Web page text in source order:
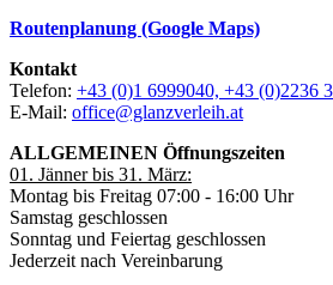
Routenplanung (Google Maps)
Kontakt
Telefon: +43 (0)1 6999040, +43 (0)2236
E-Mail: office@glanzverleih.at
ALLGEMEINEN Öffnungszeiten
01. Jänner bis 31. März:
Montag bis Freitag 07:00 - 16:00 Uhr
Samstag geschlossen
Sonntag und Feiertag geschlossen
Jederzeit nach Vereinbarung